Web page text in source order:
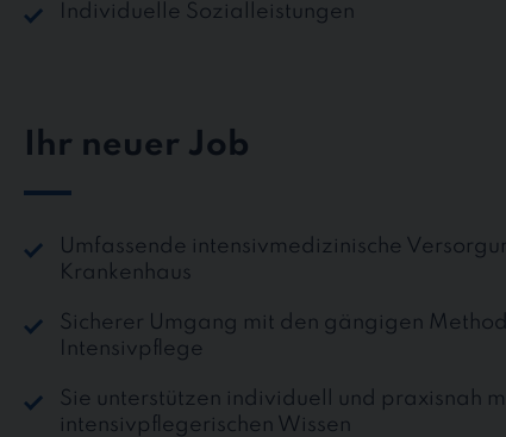
Individuelle Sozialleistungen
Ihr neuer Job
Umfassende intensivmedizinische
Krankenhaus
Sicherer Umgang mit den gängigen
Intensivpflege
Sie unterstützen individuell und praxisnah
intensivpflegerischen Wissen